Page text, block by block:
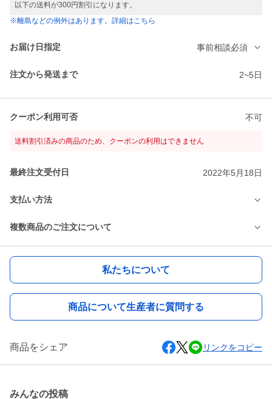
以下の送料が300円割引になります。
※離島などの例外はあります。詳細はこちら
お届け日指定 事前相談必須
注文から発送まで 2~5日
クーポン利用可否 不可
送料割引済みの商品のため、クーポンの利用はできません
最終注文受付日 2022年5月18日
支払い方法
複数商品のご注文について
私たちについて
商品について生産者に質問する
商品をシェア リンクをコピー
みんなの投稿